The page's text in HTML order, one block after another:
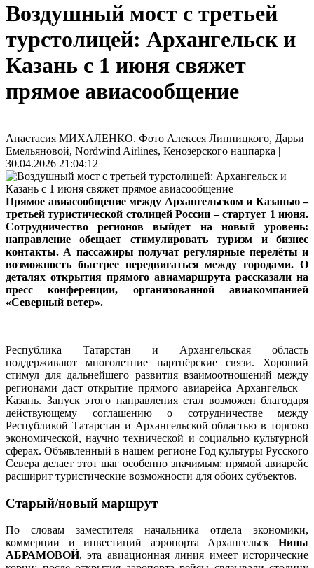
Воздушный мост с третьей
турстолицей: Архангельск и
Казань с 1 июня свяжет
прямое авиасообщение
Анастасия МИХАЛЕНКО. Фото Алексея Липницкого, Дарьи
Емельяновой, Nordwind Airlines, Кенозерского нацпарка |
30.04.2026 21:04:12
Прямое авиасообщение между Архангельском и Казанью –
третьей туристической столицей России – стартует 1 июня.
Сотрудничество регионов выйдет на новый уровень:
направление обещает стимулировать туризм и бизнес
контакты. А пассажиры получат регулярные перелёты и
возможность быстрее передвигаться между городами. О
деталях открытия прямого авиамаршрута рассказали на
пресс конференции, организованной авиакомпанией
«Северный ветер».
Республика Татарстан и Архангельская область
поддерживают многолетние партнёрские связи. Хороший
стимул для дальнейшего развития взаимоотношений между
регионами даст открытие прямого авиарейса Архангельск –
Казань. Запуск этого направления стал возможен благодаря
действующему соглашению о сотрудничестве между
Республикой Татарстан и Архангельской областью в торгово
экономической, научно технической и социально культурной
сферах. Объявленный в нашем регионе Год культуры Русского
Севера делает этот шаг особенно значимым: прямой авиарейс
расширит туристические возможности для обоих субъектов.
Старый/новый маршрут
По словам заместителя начальника отдела экономики,
коммерции и инвестиций аэропорта Архангельск Нины
АБРАМОВОЙ, эта авиационная линия имеет исторические